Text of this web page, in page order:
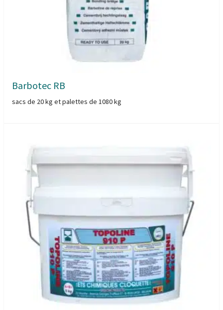
Barbotec RB
sacs de 20 kg et palettes de 1080 kg